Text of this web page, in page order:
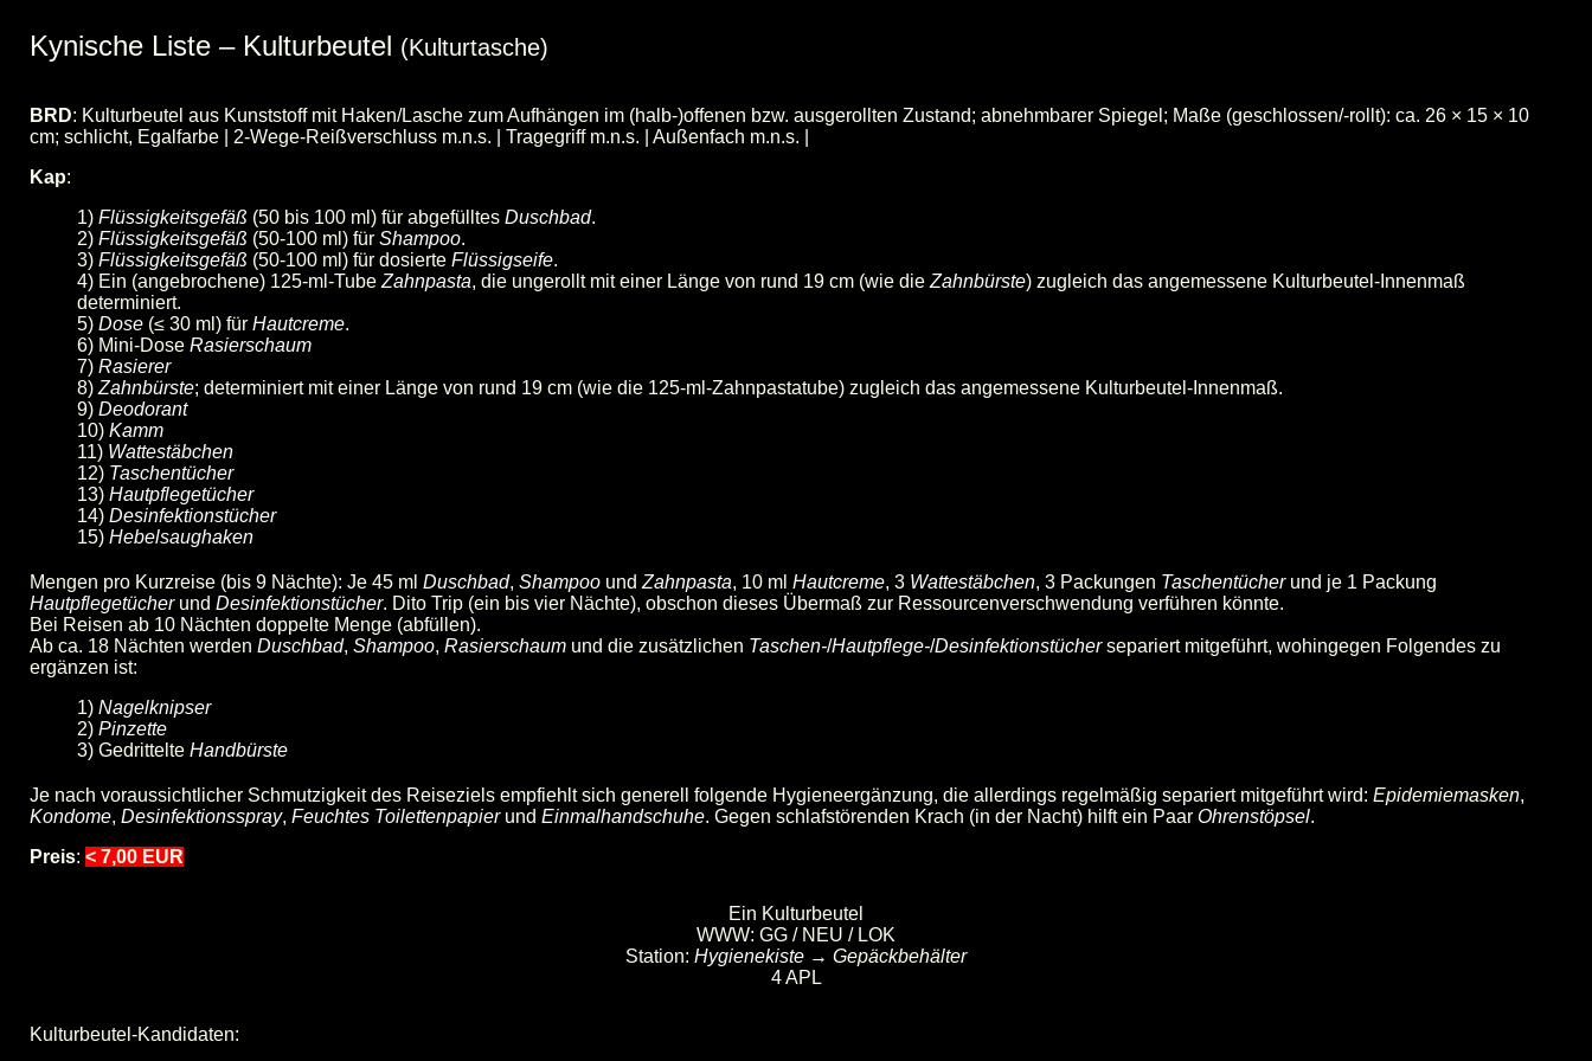
Kynische Liste –Kulturbeutel (Kulturtasche)
BRD: Kulturbeutel aus Kunststoff mit Haken/Lasche zum Aufhängen im (halb-)offenen bzw. ausgerollten Zustand; abnehmbarer Spiegel; Maße (geschlossen/-rollt): ca. 26 × 15 × 10
cm; schlicht, Egalfarbe | 2-Wege-Reißverschluss m.n.s. | Tragegriff m.n.s. | Außenfach m.n.s. |
Kap:
1) Flüssigkeitsgefäß (50 bis 100 ml) für abgefülltes Duschbad.
2) Flüssigkeitsgefäß (50-100 ml) für Shampoo.
3) Flüssigkeitsgefäß (50-100 ml) für dosierte Flüssigseife.
4) Ein (angebrochene) 125-ml-Tube Zahnpasta, die ungerollt mit einer Länge von rund 19 cm (wie die Zahnbürste) zugleich das angemessene Kulturbeutel-Innenmaß
determiniert.
5) Dose (≤ 30 ml) für Hautcreme.
6) Mini-Dose Rasierschaum
7) Rasierer
8) Zahnbürste; determiniert mit einer Länge von rund 19 cm (wie die 125-ml-Zahnpastatube) zugleich das angemessene Kulturbeutel-Innenmaß.
9) Deodorant
10) Kamm
11) Wattestäbchen
12) Taschentücher
13) Hautpflegetücher
14) Desinfektionstücher
15) Hebelsaughaken
Mengen pro Kurzreise (bis 9 Nächte): Je 45 ml Duschbad, Shampoo und Zahnpasta, 10 ml Hautcreme, 3 Wattestäbchen, 3 Packungen Taschentücherund je 1 Packung
Hautpflegetücherund Desinfektionstücher. Dito Trip (ein bis vier Nächte), obschon dieses Übermaß zur Ressourcenverschwendung verführen könnte.
Bei Reisen ab 10 Nächten doppelte Menge (abfüllen).
Ab ca. 18 Nächten werden Duschbad, Shampoo, Rasierschaum und die zusätzlichen Taschen-/Hautpflege-/Desinfektionstüchersepariert mitgeführt, wohingegen Folgendes zu
ergänzen ist:
1) Nagelknipser
2) Pinzette
3) Gedrittelte Handbürste
Je nach voraussichtlicher Schmutzigkeit des Reiseziels empfiehlt sich generell folgende Hygieneergänzung, die allerdings regelmäßig separiert mitgeführt wird: Epidemiemasken,
Kondome, Desinfektionsspray, Feuchtes Toilettenpapierund Einmalhandschuhe. Gegen schlafstörenden Krach (in der Nacht) hilft ein Paar Ohrenstöpsel.
Preis: < 7,00 EUR
Ein Kulturbeutel
WWW: GG / NEU / LOK
Station: Hygienekiste → Gepäckbehälter
4 APL
Kulturbeutel-Kandidaten: